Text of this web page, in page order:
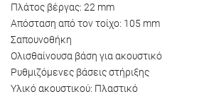
Πλάτος βέργας: 22 mm
Απόσταση από τον τοίχο: 105 mm
Σαπουνοθήκη
Ολισθαίνουσα βάση για ακουστικό
Ρυθμιζόμενες βάσεις στήριξης
Υλικό ακουστικού: Πλαστικό